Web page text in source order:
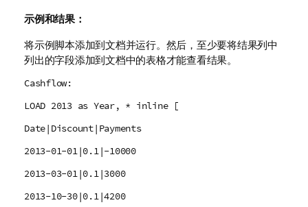
示例和结果：
将示例脚本添加到文档并运行。然后，至少要将结果列中
列出的字段添加到文档中的表格才能查看结果。
Cashflow:
LOAD 2013 as Year, * inline [
Date|Discount|Payments
2013-01-01|0.1|-10000
2013-03-01|0.1|3000
2013-10-30|0.1|4200